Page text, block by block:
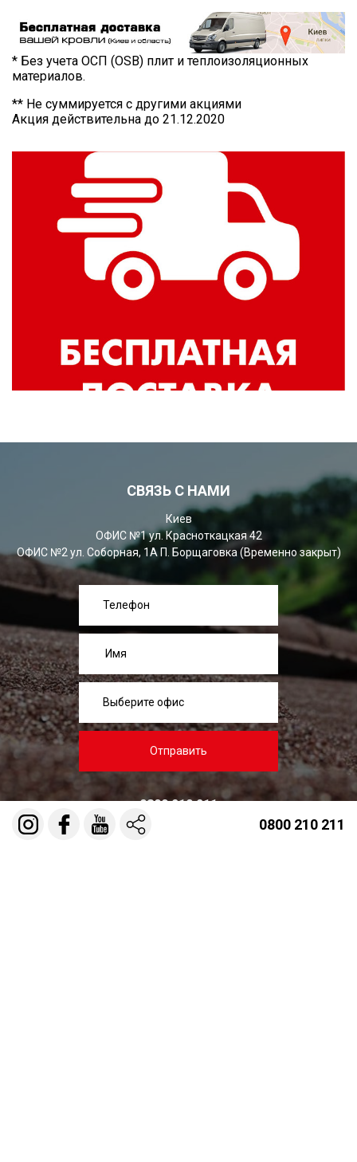
* Без учета ОСП (OSB) плит и теплоизоляционных
материалов.
** Не суммируется с другими акциями
Акция действительна до 21.12.2020
СВЯЗЬ С НАМИ
Киев
ОФИС №1 ул. Красноткацкая 42
ОФИС №2 ул. Соборная, 1А П. Борщаговка (Временно закрыт)
Отправить
0800 210 211
ПН-ПТ 09:00-18:00
0800 210 211